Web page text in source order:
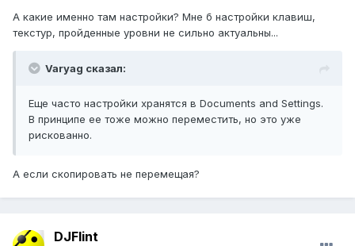
А какие именно там настройки? Мне б настройки клавиш,
текстур, пройденные уровни не сильно актуальны...
Varyag сказал:
Еще часто настройки хранятся в Documents and Settings.
В принципе ее тоже можно переместить, но это уже
рискованно.
А если скопировать не перемещая?
DJFlint